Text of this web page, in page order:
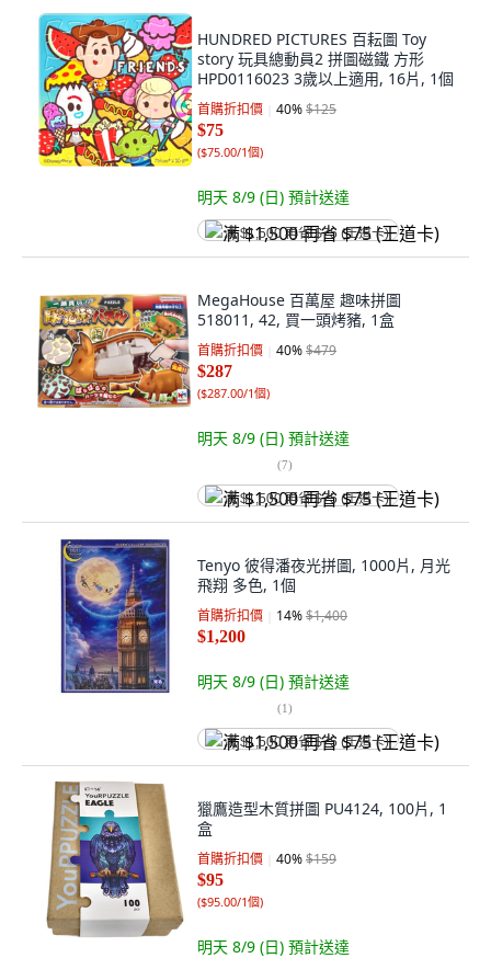
HUNDRED PICTURES 百耘圖 Toy
story 玩具總動員2 拼圖磁鐵 方形
HPD0116023 3歲以上適用, 16片, 1個
首購折扣價 40%$125
$75
($75.00/1個)
明天 8/9 (日) 預計送達
满 $1,500 再省 $75 (王道卡)
MegaHouse 百萬屋 趣味拼圖
518011, 42, 買一頭烤豬, 1盒
首購折扣價 40%$479
$287
($287.00/1個)
明天 8/9 (日) 預計送達
(7)
满 $1,500 再省 $75 (王道卡)
Tenyo 彼得潘夜光拼圖, 1000片, 月光
飛翔 多色, 1個
首購折扣價 14%$1,400
$1,200
明天 8/9 (日) 預計送達
(1)
满 $1,500 再省 $75 (王道卡)
獵鷹造型木質拼圖 PU4124, 100片, 1
盒
首購折扣價 40%$159
$95
($95.00/1個)
明天 8/9 (日) 預計送達